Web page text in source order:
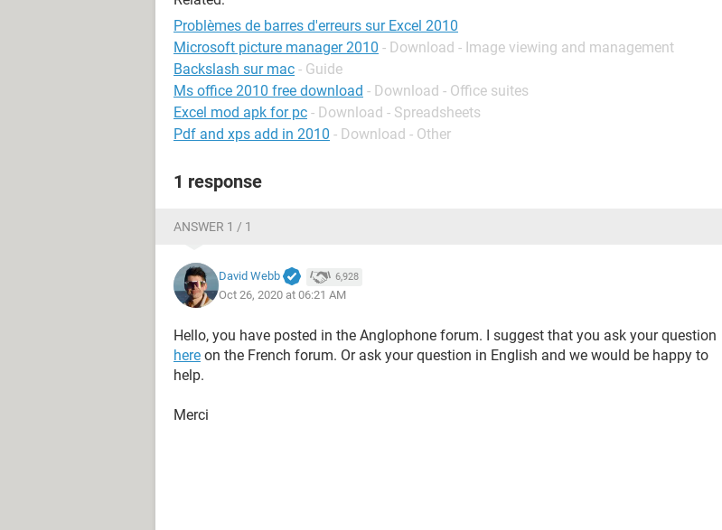
Problèmes de barres d'erreurs sur Excel 2010
Microsoft picture manager 2010 - Download - Image viewing and management
Backslash sur mac - Guide
Ms office 2010 free download - Download - Office suites
Excel mod apk for pc - Download - Spreadsheets
Pdf and xps add in 2010 - Download - Other
1 response
ANSWER 1 / 1
David Webb 6,928
Oct 26, 2020 at 06:21 AM
Hello, you have posted in the Anglophone forum. I suggest that you ask your question
here on the French forum. Or ask your question in English and we would be happy to
help.
Merci